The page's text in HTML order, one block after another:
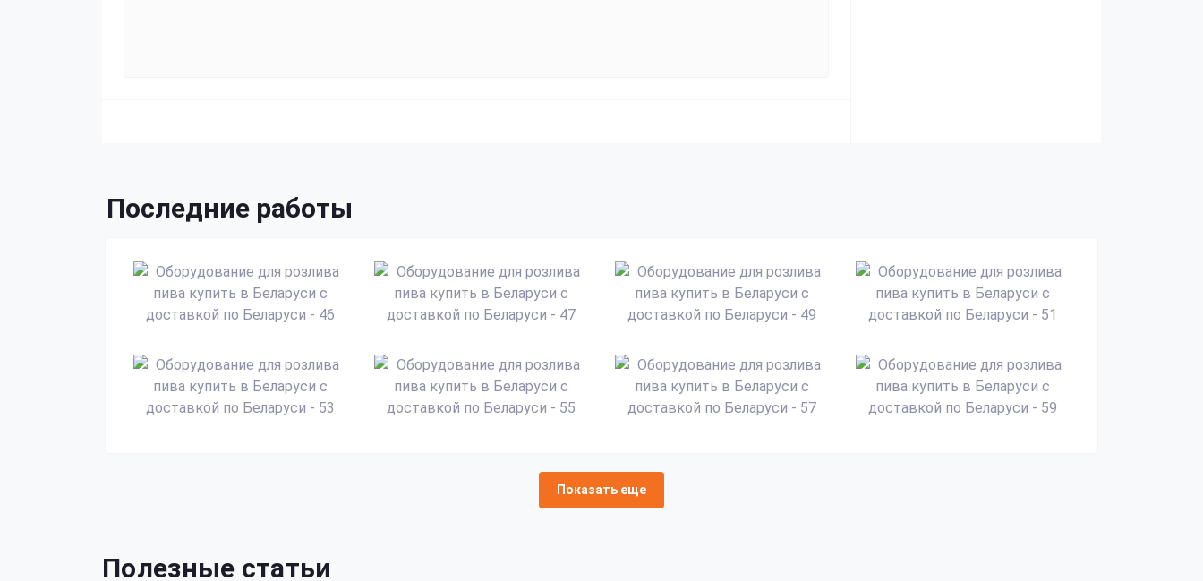
Последние работы
Показать еще
Полезные статьи